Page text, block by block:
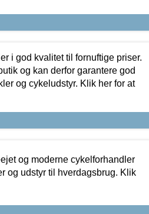
i god kvalitet til fornuftige priser.
og kan derfor garantere god
og cykeludstyr. Klik her for at
og moderne cykelforhandler
og udstyr til hverdagsbrug. Klik